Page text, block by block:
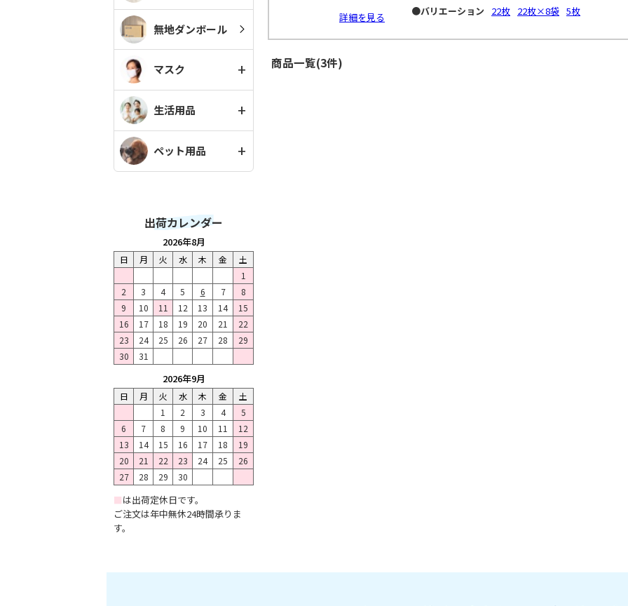
無地ダンボール
マスク
生活用品
ペット用品
出荷カレンダー
2026年8月
日 月 火 水 木 金
土
1
2
3 4 5 6 7
8
9
10 11 12 13 14
15
16
17 18 19 20 21
22
23
24 25 26 27 28
29
30
31
2026年9月
日 月 火 水 木 金
土
1
2 3 4
5
6
7 8 9 10 11
12
13
14 15 16 17 18
19
20
21 22 23 24 25
26
27
28 29 30
■は出荷定休日です。
ご注文は年中無休24時間承りま
す。
詳細を見る
●バリエーション
22枚 22枚×8袋 5枚
商品一覧(3件)